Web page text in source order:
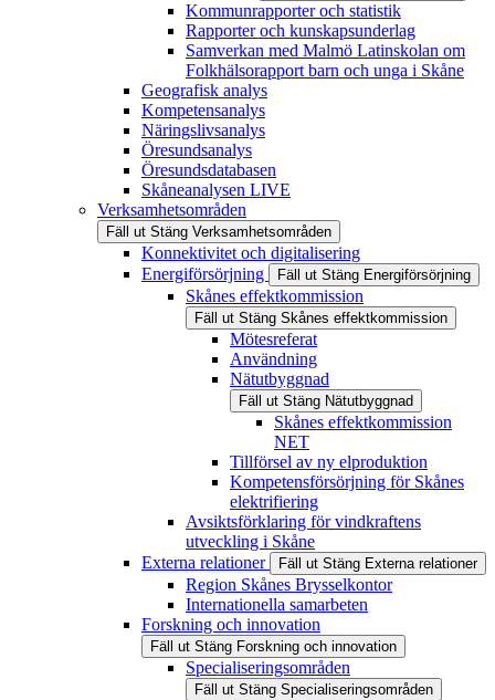
Kommunrapporter och statistik
Rapporter och kunskapsunderlag
Samverkan med Malmö Latinskolan om
Folkhälsorapport barn och unga i Skåne
Geografisk analys
Kompetensanalys
Näringslivsanalys
Öresundsanalys
Öresundsdatabasen
Skåneanalysen LIVE
Verksamhetsområden
Fäll ut Stäng Verksamhetsområden
Konnektivitet och digitalisering
Energiförsörjning
Fäll ut Stäng Energiförsörjning
Skånes effektkommission
Fäll ut Stäng Skånes effektkommission
Mötesreferat
Användning
Nätutbyggnad
Fäll ut Stäng Nätutbyggnad
Skånes effektkommission
NET
Tillförsel av ny elproduktion
Kompetensförsörjning för Skånes
elektrifiering
Avsiktsförklaring för vindkraftens
utveckling i Skåne
Externa relationer
Fäll ut Stäng Externa relationer
Region Skånes Brysselkontor
Internationella samarbeten
Forskning och innovation
Fäll ut Stäng Forskning och innovation
Specialiseringsområden
Fäll ut Stäng Specialiseringsområden